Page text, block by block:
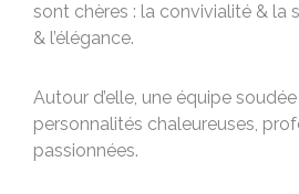
sont chères : la convivialité & la
& l’élégance.
Autour d’elle, une équipe
personnalités chaleureuses,
passionnées.